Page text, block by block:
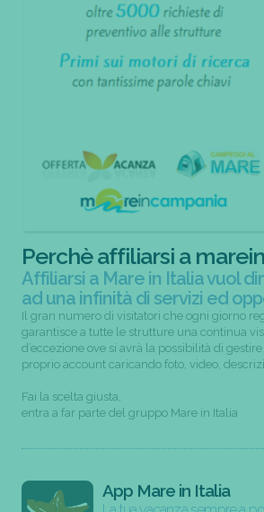
Perchè affiliarsi a
Affiliarsi a Mare in Italia vuol
ad una infinità di servizi ed
Il gran numero di visitatori che ogni giorno
garantisce a tutte le strutture una continua
d’eccezione ove si avrà la possibilità di
proprio account caricando foto, video,
Fai la scelta giusta,
entra a far parte del gruppo Mare in Italia
App Mare in Italia